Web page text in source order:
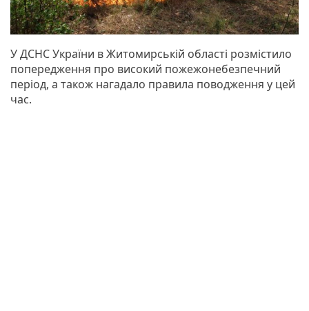
У ДСНС України в Житомирській області розмістило
попередження про високий пожежонебезпечний
період, а також нагадало правила поводження у цей
час.